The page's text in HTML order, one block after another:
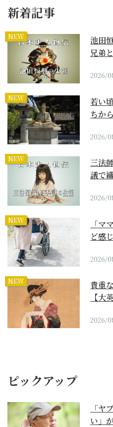
新着記事
NEW
池田
兄弟
2026/
NEW
若い
ちか
2026/
NEW
三法
議で
2026/
NEW
「マ
ど感
2026/
NEW
貴重
【大
2026/
ピックアップ
「ヤ
い」